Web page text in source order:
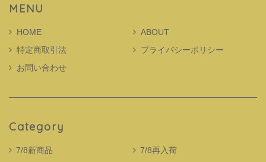
MENU
HOME
ABOUT
特定商取引法
プライバシーポリシー
お問い合わせ
Category
7/8新商品
7/8再入荷